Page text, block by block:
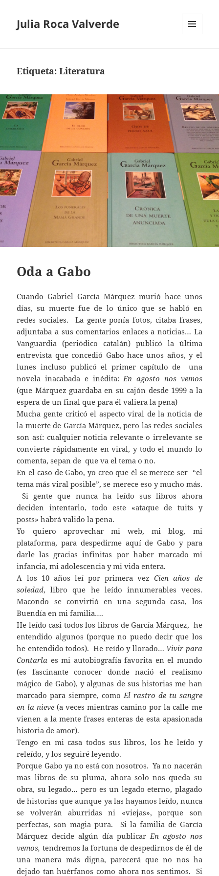
Julia Roca Valverde
Etiqueta:Literatura
Oda a Gabo
Cuando Gabriel García Márquez murió hace unos
días, su muerte fue de lo único que se habló en
redes sociales. La gente ponía fotos, citaba frases,
adjuntaba a sus comentarios enlaces a noticias… La
Vanguardia (periódico catalán) publicó la última
entrevista que concedió Gabo hace unos años, y el
lunes incluso publicó el primer capítulo de una
novela inacabada e inédita: En agosto nos vemos
(que Márquez guardaba en su cajón desde 1999 a la
espera de un final que para él valiera la pena)
Mucha gente criticó el aspecto viral de la noticia de
la muerte de García Márquez, pero las redes sociales
son así: cualquier noticia relevante o irrelevante se
convierte rápidamente en viral, y todo el mundo lo
comenta, sepan de que va el tema o no.
En el caso de Gabo, yo creo que él se merece ser “el
tema más viral posible”, se merece eso y mucho más.
Si gente que nunca ha leído sus libros ahora
deciden intentarlo, todo este «ataque de tuits y
posts» habrá valido la pena.
Yo quiero aprovechar mi web, mi blog, mi
plataforma, para despedirme aquí de Gabo y para
darle las gracias infinitas por haber marcado mi
infancia, mi adolescencia y mi vida entera.
A los 10 años leí por primera vezCien años de
soledad, libro que he leído innumerables veces.
Macondo se convirtió en una segunda casa, los
Buendía en mi familia….
He leído casi todos los libros de García Márquez, he
entendido algunos (porque no puedo decir que los
he entendido todos). He reído y llorado… Vivir para
Contarla es mi autobiografía favorita en el mundo
(es fascinante conocer donde nació el realismo
mágico de Gabo), y algunas de sus historias me han
marcado para siempre, como El rastro de tu sangre
en la nieve (a veces mientras camino por la calle me
vienen a la mente frases enteras de esta apasionada
historia de amor).
Tengo en mi casa todos sus libros, los he leído y
releído, y los seguiré leyendo.
Porque Gabo ya no está con nosotros. Ya no nacerán
mas libros de su pluma, ahora solo nos queda su
obra, su legado… pero es un legado eterno, plagado
de historias que aunque ya las hayamos leído, nunca
se volverán aburridas ni «viejas», porque son
perfectas, son magia pura. Si la familia de García
Márquez decide algún día publicar En agosto nos
vemos, tendremos la fortuna de despedirnos de él de
una manera más digna, parecerá que no nos ha
dejado tan huérfanos como ahora nos sentimos. Si